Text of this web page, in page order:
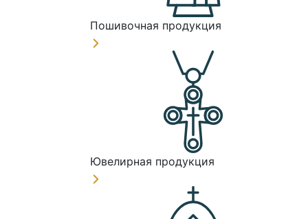
Пошивочная продукция
Ювелирная продукция